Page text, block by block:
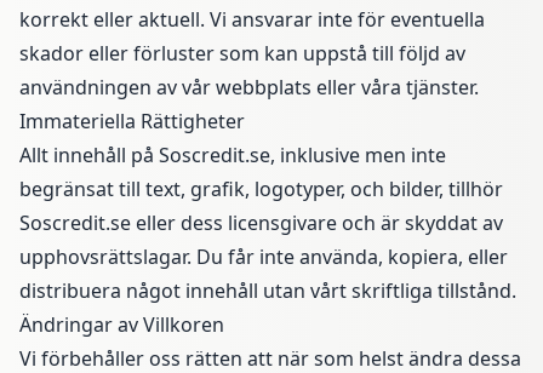
korrekt eller aktuell. Vi ansvarar inte för eventuella
skador eller förluster som kan uppstå till följd av
användningen av vår webbplats eller våra tjänster.
Immateriella Rättigheter
Allt innehåll på Soscredit.se, inklusive men inte
begränsat till text, grafik, logotyper, och bilder, tillhör
Soscredit.se eller dess licensgivare och är skyddat av
upphovsrättslagar. Du får inte använda, kopiera, eller
distribuera något innehåll utan vårt skriftliga tillstånd.
Ändringar av Villkoren
Vi förbehåller oss rätten att när som helst ändra dessa